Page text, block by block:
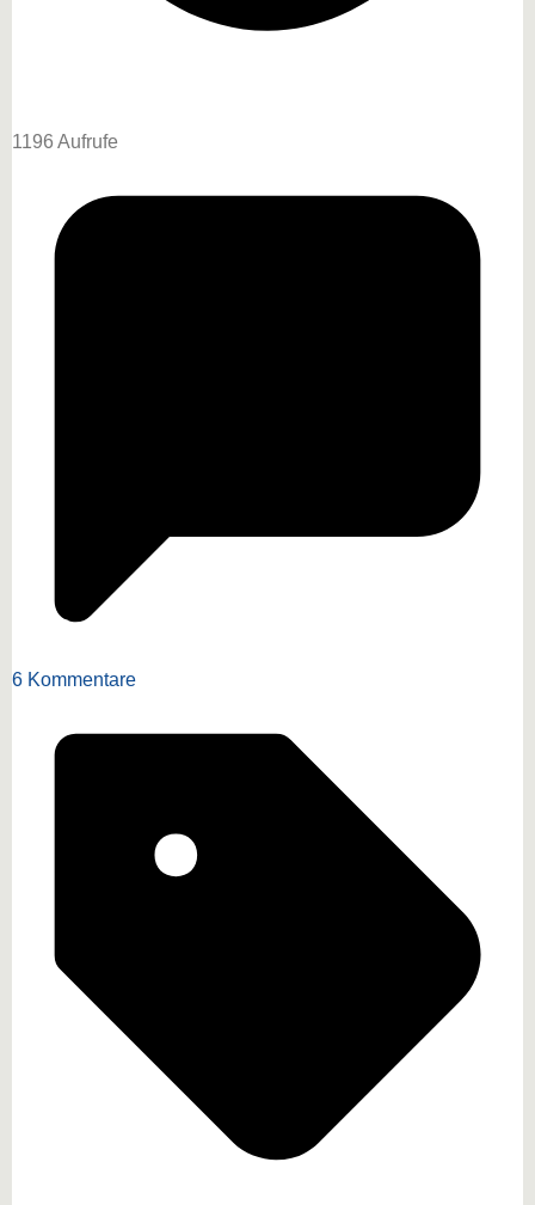
1196 Aufrufe
6 Kommentare